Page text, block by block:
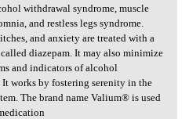
withdrawal syndrome, muscle
and restless legs syndrome.
and anxiety are treated with a
diazepam. It may also minimize
and indicators of alcohol
works by fostering serenity in the
The brand name Valium® is used